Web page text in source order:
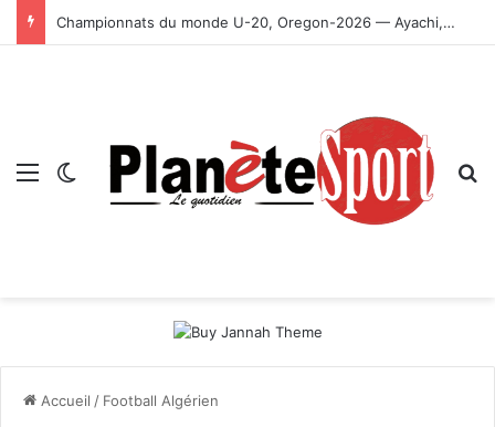
Championnats du monde U-20, Oregon-2026 — Ayachi, Dissa, Touahria et Ghezali en finale
Menu Switch skin
Accueil / Football Algérien